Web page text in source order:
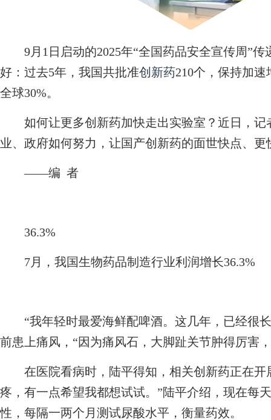
9月1日启动的2025年“全国药品安全宣传周”传
好：过去5年，我国共批准创新药210个，保持加
全球30%。
如何让更多创新药加快走出实验室？近日，记
业、政府如何努力，让国产创新药的面世快点、更
——编 者
36.3%
7月，我国生物药品制造行业利润增长36.3%
“我年轻时最爱海鲜配啤酒。这几年，已经很长
前患上痛风，“因为痛风石，大脚趾关节肿得厉害
在医院看病时，陆平得知，相关创新药正在开
疼，有一点希望我都想试试。”陆平介绍，现在每
性，每隔一两个月测试尿酸水平，衡量药效。